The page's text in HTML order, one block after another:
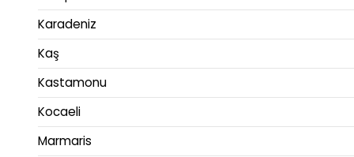
Karadeniz
Kaş
Kastamonu
Kocaeli
Marmaris